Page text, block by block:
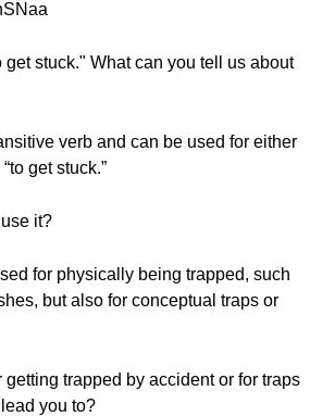
get stuck." What can you tell us about
verb and can be used for either
get stuck.”
it?
for physically being trapped, such
but also for conceptual traps or
getting trapped by accident or for traps
you to?